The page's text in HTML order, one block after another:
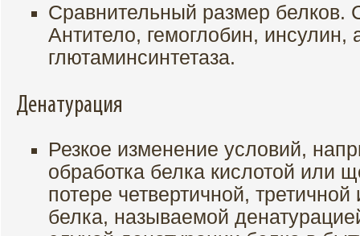
Сравнительный размер белков.
Антитело, гемоглобин, инсулин,
глютаминсинтетаза.
Денатурация
Резкое изменение условий,
обработка белка кислотой или
потере четвертичной, третичной
белка, называемой